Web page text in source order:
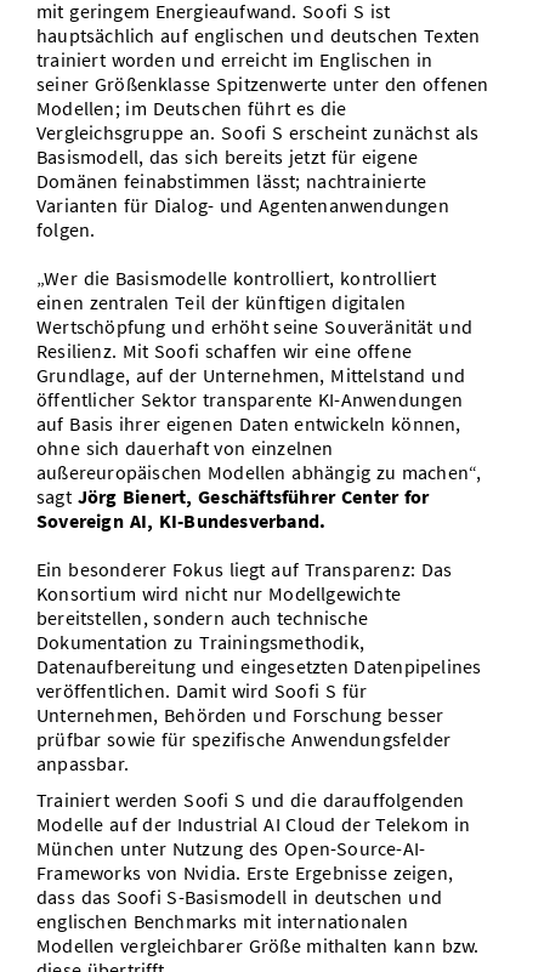
mit geringem Energieaufwand. Soofi S ist
hauptsächlich auf englischen und deutschen Texten
trainiert worden und erreicht im Englischen in
seiner Größenklasse Spitzenwerte unter den offenen
Modellen; im Deutschen führt es die
Vergleichsgruppe an. Soofi S erscheint zunächst als
Basismodell, das sich bereits jetzt für eigene
Domänen feinabstimmen lässt; nachtrainierte
Varianten für Dialog- und Agentenanwendungen
folgen.
„Wer die Basismodelle kontrolliert, kontrolliert
einen zentralen Teil der künftigen digitalen
Wertschöpfung und erhöht seine Souveränität und
Resilienz. Mit Soofi schaffen wir eine offene
Grundlage, auf der Unternehmen, Mittelstand und
öffentlicher Sektor transparente KI-Anwendungen
auf Basis ihrer eigenen Daten entwickeln können,
ohne sich dauerhaft von einzelnen
außereuropäischen Modellen abhängig zu machen“,
sagt Jörg Bienert, Geschäftsführer Center for
Sovereign AI, KI-Bundesverband.
Ein besonderer Fokus liegt auf Transparenz: Das
Konsortium wird nicht nur Modellgewichte
bereitstellen, sondern auch technische
Dokumentation zu Trainingsmethodik,
Datenaufbereitung und eingesetzten Datenpipelines
veröffentlichen. Damit wird Soofi S für
Unternehmen, Behörden und Forschung besser
prüfbar sowie für spezifische Anwendungsfelder
anpassbar.
Trainiert werden Soofi S und die darauffolgenden
Modelle auf der Industrial AI Cloud der Telekom in
München unter Nutzung des Open-Source-AI-
Frameworks von Nvidia. Erste Ergebnisse zeigen,
dass das Soofi S-Basismodell in deutschen und
englischen Benchmarks mit internationalen
Modellen vergleichbarer Größe mithalten kann bzw.